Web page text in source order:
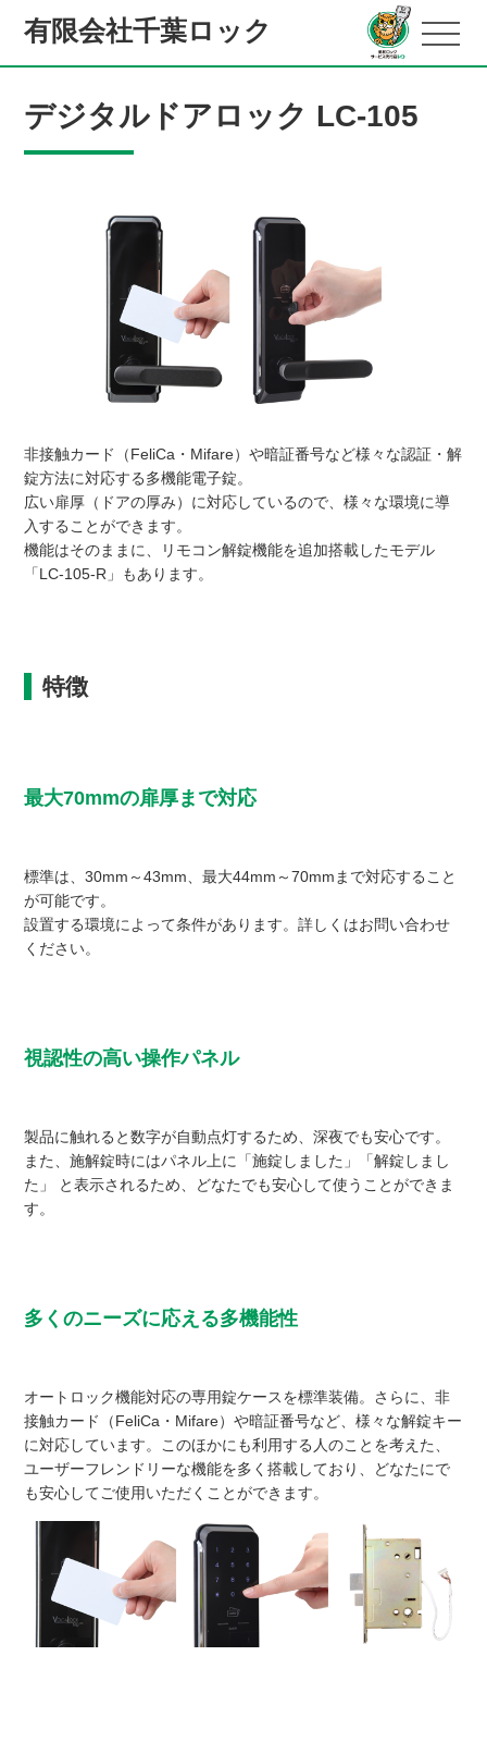
有限会社千葉ロック
デジタルドアロック LC-105
非接触カード（FeliCa・Mifare）や暗証番号など様々な認証・解
錠方法に対応する多機能電子錠。
広い扉厚（ドアの厚み）に対応しているので、様々な環境に導
入することができます。
機能はそのままに、リモコン解錠機能を追加搭載したモデル
「LC-105-R」もあります。
特徴
最大70mmの扉厚まで対応
標準は、30mm～43mm、最大44mm～70mmまで対応すること
が可能です。
設置する環境によって条件があります。詳しくはお問い合わせ
ください。
視認性の高い操作パネル
製品に触れると数字が自動点灯するため、深夜でも安心です。
また、施解錠時にはパネル上に「施錠しました」「解錠しまし
た」 と表示されるため、どなたでも安心して使うことができま
す。
多くのニーズに応える多機能性
オートロック機能対応の専用錠ケースを標準装備。さらに、非
接触カード（FeliCa・Mifare）や暗証番号など、様々な解錠キー
に対応しています。このほかにも利用する人のことを考えた、
ユーザーフレンドリーな機能を多く搭載しており、どなたにで
も安心してご使用いただくことができます。